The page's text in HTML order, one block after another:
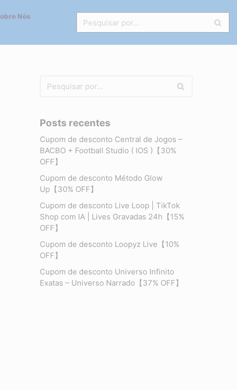
Nós
Posts recentes
Cupom de desconto Central de Jogos –
BACBO + Football Studio ( IOS )【30%
OFF】
Cupom de desconto Método Glow
Up【30% OFF】
Cupom de desconto Live Loop | TikTok
Shop com IA | Lives Gravadas 24h【15%
OFF】
Cupom de desconto Loopyz Live【10%
OFF】
Cupom de desconto Universo Infinito
Exatas – Universo Narrado【37% OFF】